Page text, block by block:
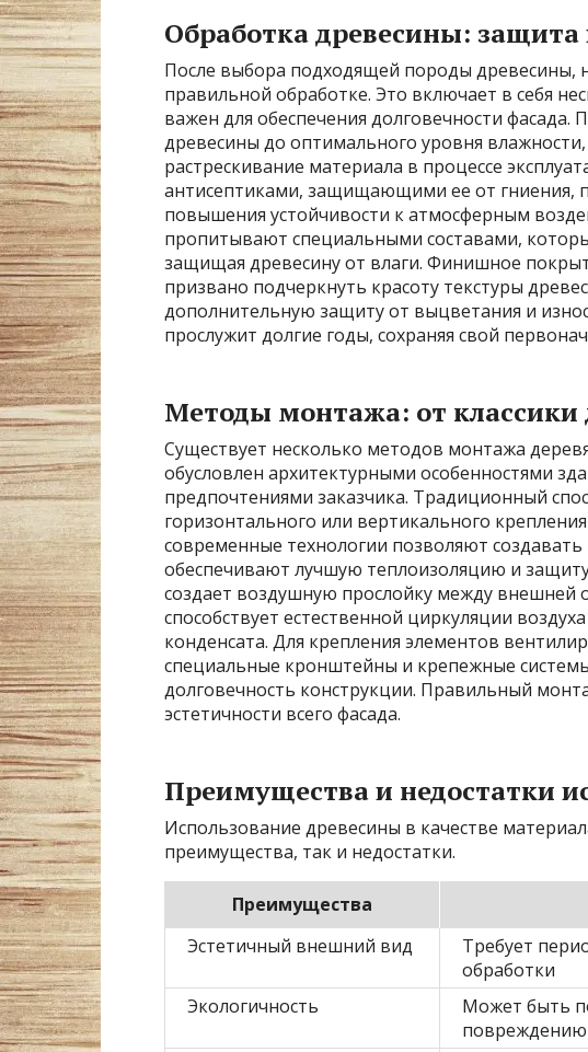
Обработка древесины: защита
После выбора подходящей породы древесины,
правильной обработке. Это включает в себя
важен для обеспечения долговечности фасада.
древесины до оптимального уровня
растрескивание материала в процессе
антисептиками, защищающими ее от гниения,
повышения устойчивости к атмосферным
пропитывают специальными составами,
защищая древесину от влаги. Финишное
призвано подчеркнуть красоту текстуры
дополнительную защиту от выцветания и
прослужит долгие годы, сохраняя свой
Методы монтажа: от классики
Существует несколько методов монтажа
обусловлен архитектурными особенностями
предпочтениями заказчика. Традиционный
горизонтального или вертикального
современные технологии позволяют
обеспечивают лучшую теплоизоляцию и
создает воздушную прослойку между внешней
способствует естественной циркуляции
конденсата. Для крепления элементов
специальные кронштейны и крепежные
долговечность конструкции. Правильный
эстетичности всего фасада.
Преимущества и недостатки
Использование древесины в качестве
преимущества, так и недостатки.
Преимущества
Эстетичный внешний вид
Требует
обработки
Экологичность
Может быть